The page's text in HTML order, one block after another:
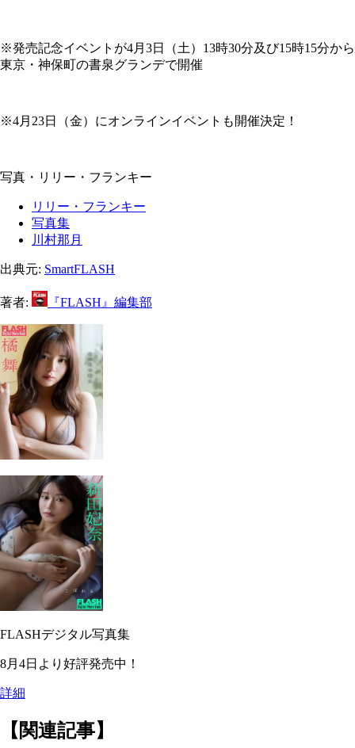
※発売記念イベントが4月3日（土）13時30分及び15時15分から
東京・神保町の書泉グランデで開催
※4月23日（金）にオンラインイベントも開催決定！
写真・リリー・フランキー
リリー・フランキー
写真集
川村那月
出典元: SmartFLASH
著者: 『FLASH』編集部
FLASHデジタル写真集
8月4日より好評発売中！
詳細
【関連記事】